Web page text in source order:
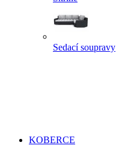
Sedací soupravy
KOBERCE